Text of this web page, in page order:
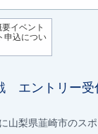
イベント
申込につい
エントリー受
山梨県韮崎市のス